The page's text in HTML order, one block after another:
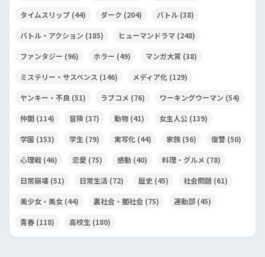
タイムスリップ (44) ダーク (204) バトル (38)
バトル・アクション (185) ヒューマンドラマ (248)
ファンタジー (96) ホラー (49) マンガ大賞 (38)
ミステリー・サスペンス (146) メディア化 (129)
ヤンキー・不良 (51) ラブコメ (76) ワーキングウーマン (54)
仲間 (114) 冒険 (37) 動物 (41) 女主人公 (139)
学園 (153) 学生 (79) 実写化 (44) 家族 (56) 復讐 (50)
心理戦 (46) 恋愛 (75) 感動 (40) 料理・グルメ (78)
日常崩壊 (51) 日常生活 (72) 歴史 (45) 社会問題 (61)
美少女・美女 (44) 裏社会・闇社会 (75) 運動部 (45)
青春 (118) 高校生 (180)